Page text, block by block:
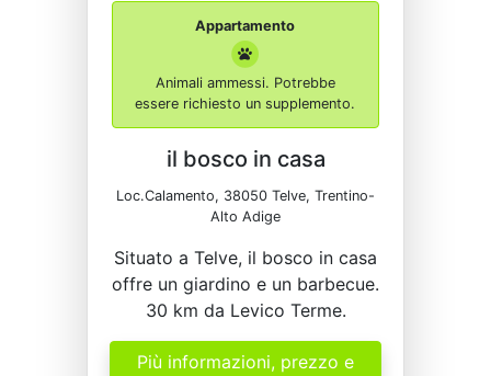
Appartamento
Animali ammessi. Potrebbe
essere richiesto un supplemento.
il bosco in casa
Loc.Calamento, 38050 Telve, Trentino-
Alto Adige
Situato a Telve, il bosco in casa
offre un giardino e un barbecue.
30 km da Levico Terme.
Più informazioni, prezzo e